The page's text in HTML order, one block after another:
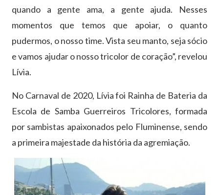
quando a gente ama, a gente ajuda. Nesses
momentos que temos que apoiar, o quanto
pudermos, o nosso time. Vista seu manto, seja sócio
e vamos ajudar o nosso tricolor de coração”, revelou
Lívia.
No Carnaval de 2020, Lívia foi Rainha de Bateria da
Escola de Samba Guerreiros Tricolores, formada
por sambistas apaixonados pelo Fluminense, sendo
a primeira majestade da história da agremiação.